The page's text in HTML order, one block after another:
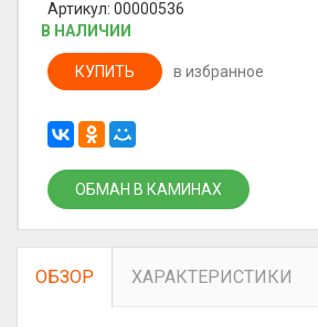
Артикул: 00000536
В НАЛИЧИИ
КУПИТЬ в избранное
ОБМАН В КАМИНАХ
ОБЗОР ХАРАКТЕРИСТИКИ